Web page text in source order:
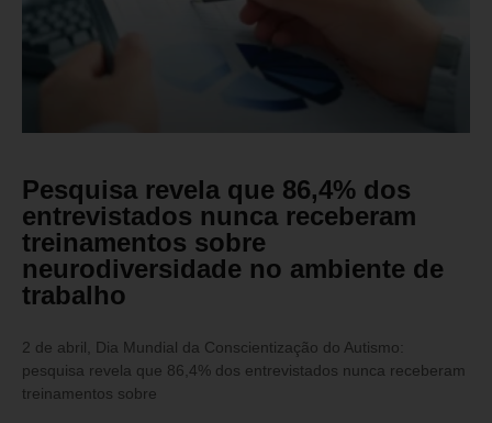
Pesquisa revela que 86,4% dos
entrevistados nunca receberam
treinamentos sobre
neurodiversidade no ambiente de
trabalho
2 de abril, Dia Mundial da Conscientização do Autismo:
pesquisa revela que 86,4% dos entrevistados nunca receberam
treinamentos sobre